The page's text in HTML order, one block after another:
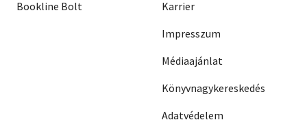
Bookline Bolt
Karrier
Impresszum
Médiaajánlat
Könyvnagykereskedés
Adatvédelem